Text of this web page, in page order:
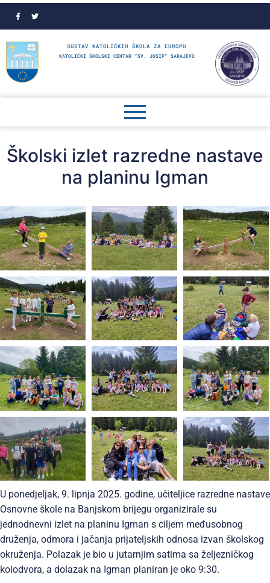
SUSTAV KATOLIČKIH ŠKOLA ZA EUROPU
KATOLIČKI ŠKOLSKI CENTAR "SV. JOSIP" SARAJEVO
Školski izlet razredne nastave
na planinu Igman
U ponedjeljak, 9. lipnja 2025. godine, učiteljice razredne nastave
Osnovne škole na Banjskom brijegu organizirale su
jednodnevni izlet na planinu Igman s ciljem međusobnog
druženja, odmora i jačanja prijateljskih odnosa izvan školskog
okruženja. Polazak je bio u jutarnjim satima sa željezničkog
kolodvora, a dolazak na Igman planiran je oko 9:30.